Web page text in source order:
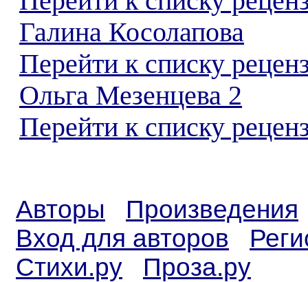
Галина Косолапова
Перейти к списку
Ольга Мезенцева 2
Перейти к списку
Авторы
Произведения
Вход для авторов
Стихи.ру
Проза.ру